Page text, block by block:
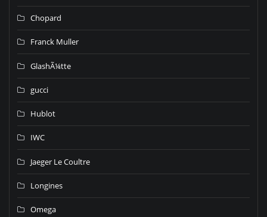
Chopard
Franck Muller
GlashÃ¼tte
gucci
Hublot
IWC
Jaeger Le Coultre
Longines
Omega